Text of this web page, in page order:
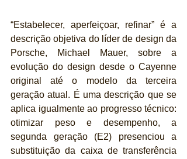
“Estabelecer, aperfeiçoar, refinar” é a
descrição objetiva do líder de design da
Porsche, Michael Mauer, sobre a
evolução do design desde o Cayenne
original até o modelo da terceira
geração atual. É uma descrição que se
aplica igualmente ao progresso técnico:
otimizar peso e desempenho, a
segunda geração (E2) presenciou a
substituição da caixa de transferência